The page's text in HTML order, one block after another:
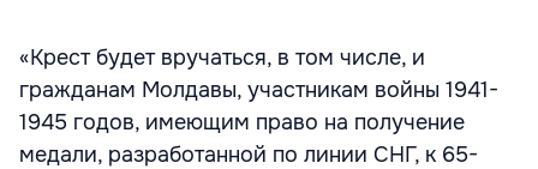
«Крест будет вручаться, в том числе, и
гражданам Молдавы, участникам войны 1941-
1945 годов, имеющим право на получение
медали, разработанной по линии СНГ, к 65-